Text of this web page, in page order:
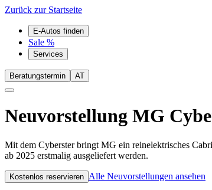
Zurück zur Startseite
E-Autos finden
Sale %
Services
Beratungstermin AT
Neuvorstellung MG
Mit dem Cyberster bringt MG ein reinelektrisches
ab 2025 erstmalig ausgeliefert werden.
Kostenlos reservieren Alle Neuvorstellungen ansehen